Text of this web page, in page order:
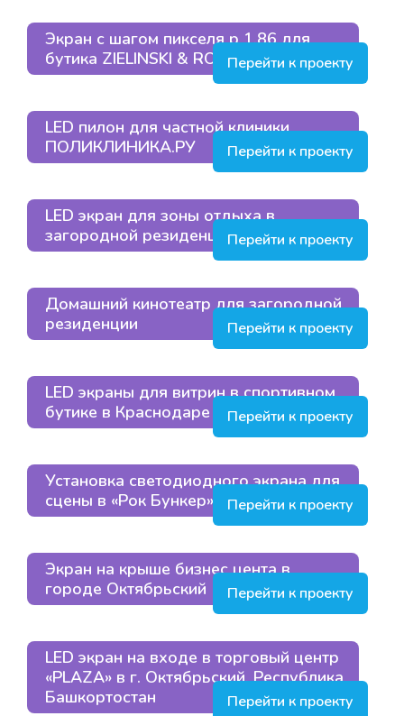
Экран с шагом пикселя p 1.86 для
бутика ZIELINSKI & ROZENПерейти к проекту
LED пилон для частной клиники
ПОЛИКЛИНИКА.РУ
Перейти к проекту
LED экран для зоны отдыха в
загородной резиденцииПерейти к проекту
Домашний кинотеатр для загородной
резиденции
Перейти к проекту
LED экраны для витрин в спортивном
бутике в Краснодаре
Перейти к проекту
Установка светодиодного экрана для
сцены в «Рок Бункер» в МосквеПерейти к проекту
Экран на крыше бизнес цента в
городе Октябрьский
Перейти к проекту
LED экран на входе в торговый центр
«PLAZA» в г. Октябрьский, Республика
Башкортостан
Перейти к проекту